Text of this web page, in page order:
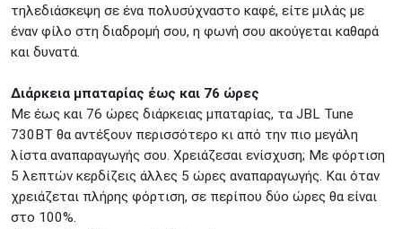
τηλεδιάσκεψη σε ένα πολυσύχναστο καφέ, είτε μιλάς με
έναν φίλο στη διαδρομή σου, η φωνή σου ακούγεται καθαρά
και δυνατά.
Διάρκεια μπαταρίας έως και 76 ώρες
Με έως και 76 ώρες διάρκειας μπαταρίας, τα JBL Tune
730BT θα αντέξουν περισσότερο κι από την πιο μεγάλη
λίστα αναπαραγωγής σου. Χρειάζεσαι ενίσχυση; Με φόρτιση
5 λεπτών κερδίζεις άλλες 5 ώρες αναπαραγωγής. Και όταν
χρειάζεται πλήρης φόρτιση, σε περίπου δύο ώρες θα είναι
στο 100%.